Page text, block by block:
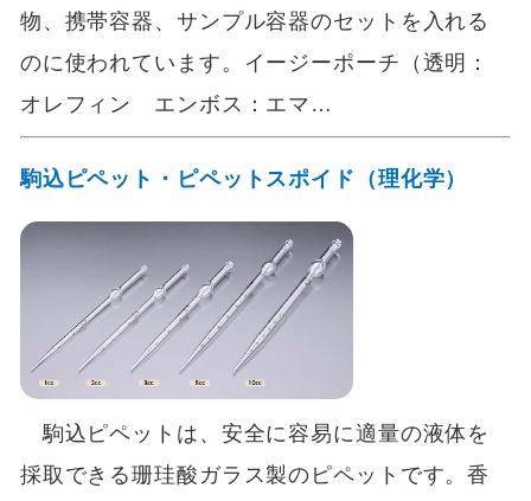
物、携帯容器、サンプル容器のセットを入れる
のに使われています。イージーポーチ（透明：
オレフィン エンボス：エマ…
駒込ピペット・ピペットスポイド（理化学）
駒込ピペットは、安全に容易に適量の液体を
採取できる珊珪酸ガラス製のピペットです。香